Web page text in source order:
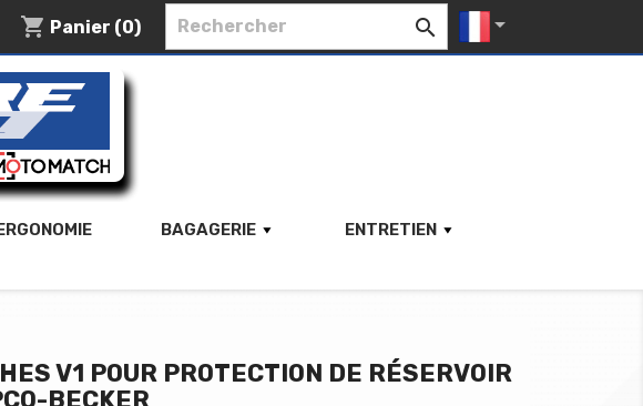
shopping_cart Panier (0)  
BAGAGERIE ENTRETIEN
V1 POUR PROTECTION DE RÉSERVOIR
BECKER